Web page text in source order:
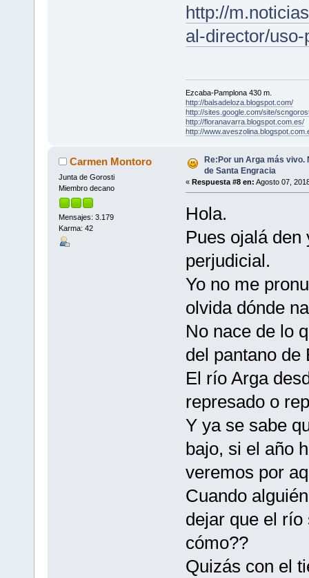
http://
al-director/
Ezcaba-Pamplona 430 m.
http://balsadeloza.blogspot.com/
http://sites.google.com/site/
http://floranavarra.blogspot.com.es/
http://
Carmen Montoro
Junta de Gorosti
Miembro decano
Mensajes: 3.179
Karma: 42
Re:Por un Arga más vivo.
de Santa Engracia
« Respuesta #8 en: Agosto 07,
Hola.
Pues ojalá den
perjudicial.
Yo no me
olvida dónde
No nace de lo
del pantano de
El río Arga
represado o
Y ya se sabe
bajo, si el año
veremos por
Cuando
dejar que el río
cómo??
Quizás con el